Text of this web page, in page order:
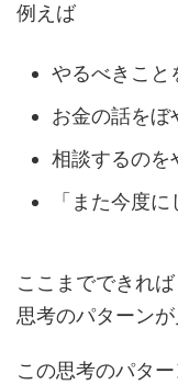
例えば
やるべきこと
お金の話をぼ
相談するのを
「また今度
ここまでできれば
思考のパターン
この思考のパター